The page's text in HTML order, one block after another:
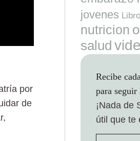
por
de
jovenes
nutricion
salud
Recibe
para seguir
¡Nada de
útil que te